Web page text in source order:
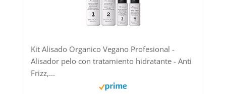
Kit Alisado Organico Vegano Profesional -
Alisador pelo con tratamiento hidratante - Anti
Frizz,...